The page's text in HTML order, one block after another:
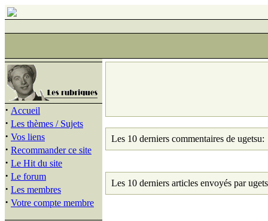
· Accueil
· Les thèmes / Sujets
· Vos liens
· Recommander ce site
· Le Hit du site
· Le forum
· Les membres
· Votre compte membre
Les 10 derniers commentaires de ugetsu:
Les 10 derniers articles envoyés par